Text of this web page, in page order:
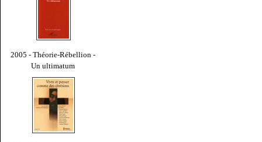
2005 - Théorie-Rébellion -
Un ultimatum